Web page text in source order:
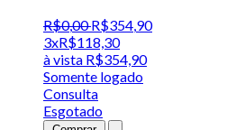
R$0,00 R$354,90
3xR$118,30
à vista R$354,90
Somente logado
Consulta
Esgotado